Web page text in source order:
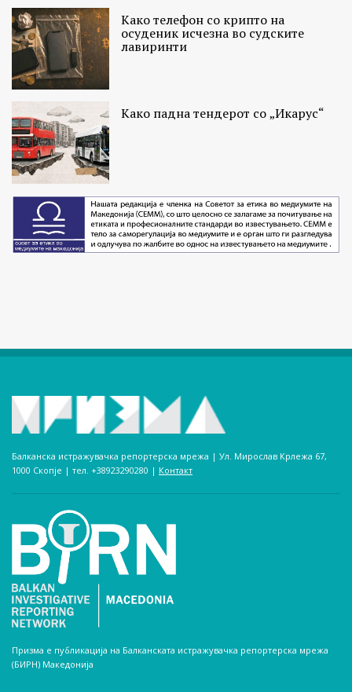
Како телефон со крипто на
осуденик исчезна во судските
лавиринти
Како падна тендерот со „Икарус“
Балканска истражувачка репортерска мрежа | Ул. Мирослав Крлежа 67,
1000 Скопје | тел. +38923290280­ | Контакт
Призма е публикација на Балканската истражувачка репортерска мрежа
(БИРН) Македонија